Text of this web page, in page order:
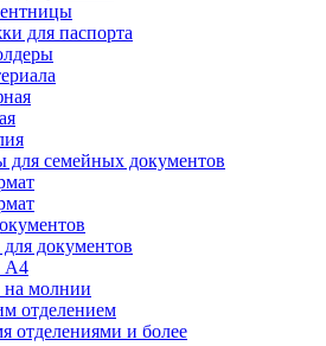
для паспорта
для семейных документов
документов
А4
молнии
отделением
отделениями и более